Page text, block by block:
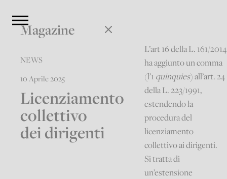
Magazine
NEWS
10 Aprile 2025
Licenziamento
collettivo
dei dirigenti
L’art 16 della L. 161/2014
ha aggiunto un comma
(l’1 quinquies) all’art. 24
della L. 223/1991,
estendendo la
procedura del
licenziamento
collettivo ai dirigenti.
Si tratta di
un’estensione